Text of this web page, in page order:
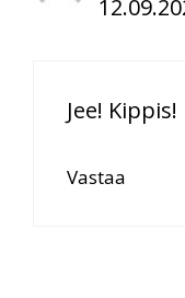
Jee! Kippis!
Vastaa